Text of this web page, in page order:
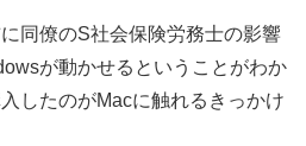
同僚のS社会保険労務士の影響
が動かせるということがわか
したのがMacに触れるきっかけ